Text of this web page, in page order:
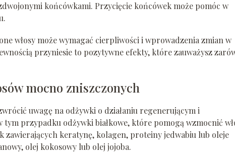
końcówkami. Przycięcie końcówek może pomóc w
włosy może wymagać cierpliwości i wprowadzenia zmian w
przyniesie to pozytywne efekty, które zauważysz
mocno zniszczonych
uwagę na odżywki o działaniu regenerującym i
przypadku odżywki białkowe, które pomogą wzmocnić
zawierających keratynę, kolagen, proteiny jedwabiu lub oleje
olej kokosowy lub olej jojoba.